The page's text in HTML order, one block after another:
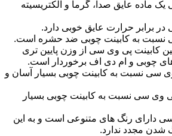
ماده عایق صدا، گرما و الکتریسیته
برابر حرارت عایق خوبی دارد.
نسبت به کابینت چوبی ضد حشره است.
کابینت پی وی سی از وزن پایین تری
چوبی و ام دی اف برخوردار است.
سی نسبت به کابینت چوبی بسیار آسان و
وی سی نسبت به کابینت چوبی بسیار
دارای رنگ های متنوعی است و به این
شدن مجدد ندارد.